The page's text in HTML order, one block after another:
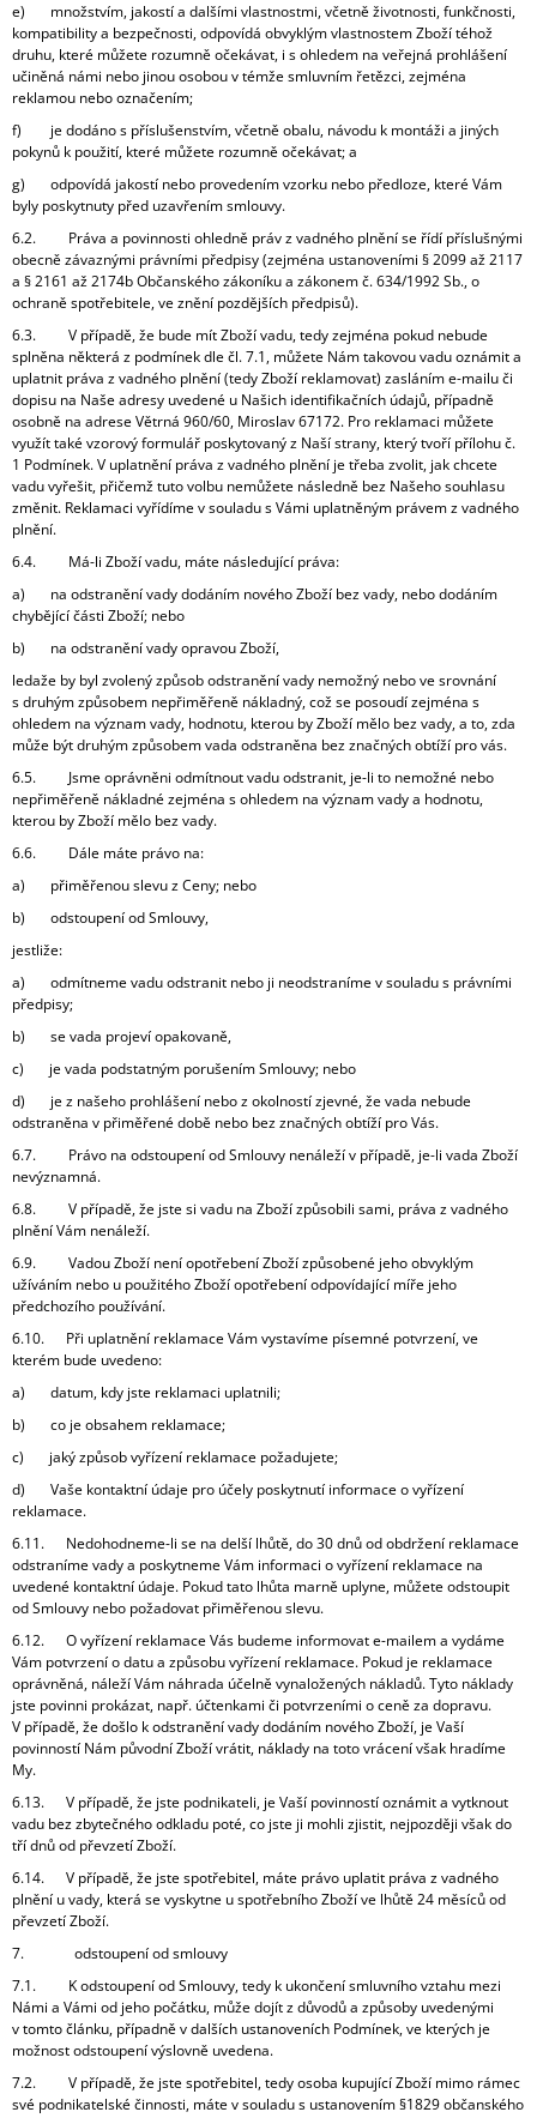
e) množstvím, jakostí a dalšími vlastnostmi, včetně životnosti, funkčnosti,
kompatibility a bezpečnosti, odpovídá obvyklým vlastnostem Zboží téhož
druhu, které můžete rozumně očekávat, i s ohledem na veřejná prohlášení
učiněná námi nebo jinou osobou v témže smluvním řetězci, zejména
reklamou nebo označením;
f) je dodáno s příslušenstvím, včetně obalu, návodu k montáži a jiných
pokynů k použití, které můžete rozumně očekávat; a
g) odpovídá jakostí nebo provedením vzorku nebo předloze, které Vám
byly poskytnuty před uzavřením smlouvy.
6.2. Práva a povinnosti ohledně práv z vadného plnění se řídí příslušnými
obecně závaznými právními předpisy (zejména ustanoveními § 2099 až 2117
a § 2161 až 2174b Občanského zákoníku a zákonem č. 634/1992 Sb., o
ochraně spotřebitele, ve znění pozdějších předpisů).
6.3. V případě, že bude mít Zboží vadu, tedy zejména pokud nebude
splněna některá z podmínek dle čl. 7.1, můžete Nám takovou vadu oznámit a
uplatnit práva z vadného plnění (tedy Zboží reklamovat) zasláním e-mailu či
dopisu na Naše adresy uvedené u Našich identifikačních údajů, případně
osobně na adrese Větrná 960/60, Miroslav 67172. Pro reklamaci můžete
využít také vzorový formulář poskytovaný z Naší strany, který tvoří přílohu č.
1 Podmínek. V uplatnění práva z vadného plnění je třeba zvolit, jak chcete
vadu vyřešit, přičemž tuto volbu nemůžete následně bez Našeho souhlasu
změnit. Reklamaci vyřídíme v souladu s Vámi uplatněným právem z vadného
plnění.
6.4. Má-li Zboží vadu, máte následující práva:
a) na odstranění vady dodáním nového Zboží bez vady, nebo dodáním
chybějící části Zboží; nebo
b) na odstranění vady opravou Zboží,
ledaže by byl zvolený způsob odstranění vady nemožný nebo ve srovnání
s druhým způsobem nepřiměřeně nákladný, což se posoudí zejména s
ohledem na význam vady, hodnotu, kterou by Zboží mělo bez vady, a to, zda
může být druhým způsobem vada odstraněna bez značných obtíží pro vás.
6.5. Jsme oprávněni odmítnout vadu odstranit, je-li to nemožné nebo
nepřiměřeně nákladné zejména s ohledem na význam vady a hodnotu,
kterou by Zboží mělo bez vady.
6.6. Dále máte právo na:
a) přiměřenou slevu z Ceny; nebo
b) odstoupení od Smlouvy,
jestliže:
a) odmítneme vadu odstranit nebo ji neodstraníme v souladu s právními
předpisy;
b) se vada projeví opakovaně,
c) je vada podstatným porušením Smlouvy; nebo
d) je z našeho prohlášení nebo z okolností zjevné, že vada nebude
odstraněna v přiměřené době nebo bez značných obtíží pro Vás.
6.7. Právo na odstoupení od Smlouvy nenáleží v případě, je-li vada Zboží
nevýznamná.
6.8. V případě, že jste si vadu na Zboží způsobili sami, práva z vadného
plnění Vám nenáleží.
6.9. Vadou Zboží není opotřebení Zboží způsobené jeho obvyklým
užíváním nebo u použitého Zboží opotřebení odpovídající míře jeho
předchozího používání.
6.10. Při uplatnění reklamace Vám vystavíme písemné potvrzení, ve
kterém bude uvedeno:
a) datum, kdy jste reklamaci uplatnili;
b) co je obsahem reklamace;
c) jaký způsob vyřízení reklamace požadujete;
d) Vaše kontaktní údaje pro účely poskytnutí informace o vyřízení
reklamace.
6.11. Nedohodneme-li se na delší lhůtě, do 30 dnů od obdržení reklamace
odstraníme vady a poskytneme Vám informaci o vyřízení reklamace na
uvedené kontaktní údaje. Pokud tato lhůta marně uplyne, můžete odstoupit
od Smlouvy nebo požadovat přiměřenou slevu.
6.12. O vyřízení reklamace Vás budeme informovat e-mailem a vydáme
Vám potvrzení o datu a způsobu vyřízení reklamace. Pokud je reklamace
oprávněná, náleží Vám náhrada účelně vynaložených nákladů. Tyto náklady
jste povinni prokázat, např. účtenkami či potvrzeními o ceně za dopravu.
V případě, že došlo k odstranění vady dodáním nového Zboží, je Vaší
povinností Nám původní Zboží vrátit, náklady na toto vrácení však hradíme
My.
6.13. V případě, že jste podnikateli, je Vaší povinností oznámit a vytknout
vadu bez zbytečného odkladu poté, co jste ji mohli zjistit, nejpozději však do
tří dnů od převzetí Zboží.
6.14. V případě, že jste spotřebitel, máte právo uplatit práva z vadného
plnění u vady, která se vyskytne u spotřebního Zboží ve lhůtě 24 měsíců od
převzetí Zboží.
7. odstoupení od smlouvy
7.1. K odstoupení od Smlouvy, tedy k ukončení smluvního vztahu mezi
Námi a Vámi od jeho počátku, může dojít z důvodů a způsoby uvedenými
v tomto článku, případně v dalších ustanoveních Podmínek, ve kterých je
možnost odstoupení výslovně uvedena.
7.2. V případě, že jste spotřebitel, tedy osoba kupující Zboží mimo rámec
své podnikatelské činnosti, máte v souladu s ustanovením §1829 občanského